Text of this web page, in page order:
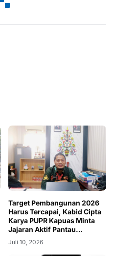
Target Pembangunan 2026
Harus Tercapai, Kabid Cipta
Karya PUPR Kapuas Minta
Jajaran Aktif Pantau
Lapangan
Juli 10, 2026